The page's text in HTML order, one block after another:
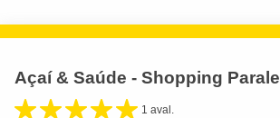
Açaí & Saúde - Shopping
1 aval.